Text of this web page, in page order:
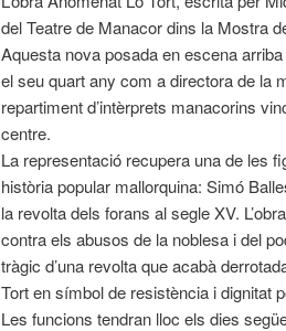
del Teatre de Manacor dins la Mostra
Aquesta nova posada en escena
el seu quart any com a directora de la
repartiment d’intèrprets manacorins
centre.
La representació recupera una de les
història popular mallorquina: Simó
la revolta dels forans al segle XV.
contra els abusos de la noblesa i del
tràgic d’una revolta que acabà
Tort en símbol de resistència i dignitat
Les funcions tendran lloc els dies